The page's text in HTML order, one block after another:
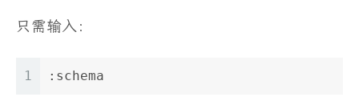
只需输入：
1 :schema